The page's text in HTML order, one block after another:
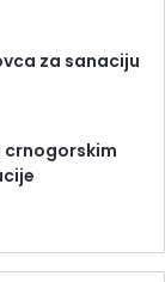
za sanaciju
crnogorskim